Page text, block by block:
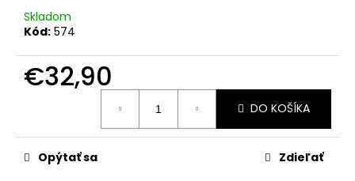
Skladom
Kód: 574
€32,90
DO KOŠÍKA
Opýtať sa Zdieľať
e